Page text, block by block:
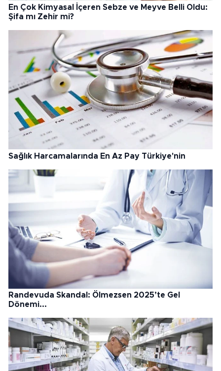
En Çok Kimyasal İçeren Sebze ve Meyve Belli Oldu:
Şifa mı Zehir mi?
Sağlık Harcamalarında En Az Pay Türkiye'nin
Randevuda Skandal: Ölmezsen 2025’te Gel
Dönemi...